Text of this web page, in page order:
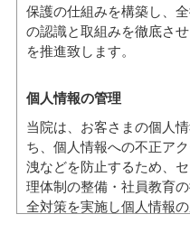
保護の仕組みを構築し、
の認識と取組みを徹底さ
を推進致します。
個人情報の管理
当院は、お客さまの個人
ち、個人情報への不正ア
洩などを防止するため、
理体制の整備・社員教育
全対策を実施し個人情報